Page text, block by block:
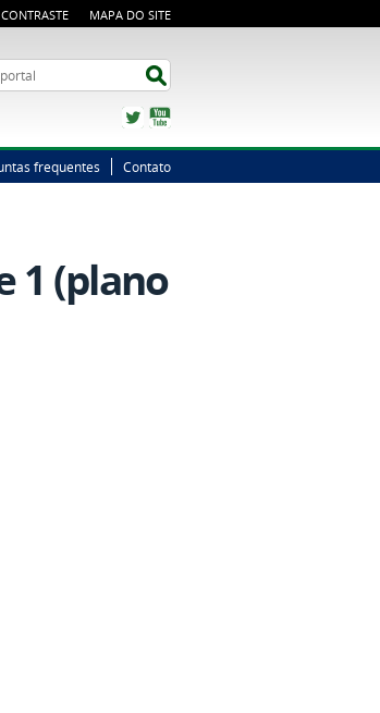
MAPA DO SITE
Twitter
frequentes Contato
1 (plano